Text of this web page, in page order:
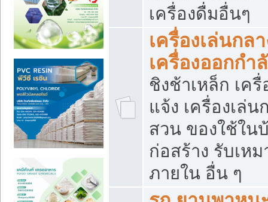
เครื่องดื่มอื่นๆ
เครื่องเล่นกล
เครื่องออกกำ
ชิงช้าเหล็ก เค
แจ้ง เครื่องเล่น
สวน ของใช้ใน
ก่อสร้าง รับเห
ภายใน อื่น ๆ